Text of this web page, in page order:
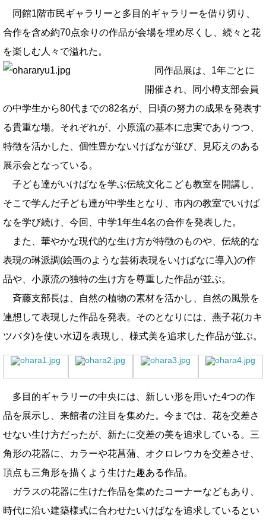
同館1階市民ギャラリーと多目的ギャラリーを借り切り、
合作を含め約70点余りの作品が会場を埋め尽くし、続々と花
を楽しむ人々で溢れた。
同作品展は、1年ごとに
開催され、同小樽支部会員
の中学生から80代までの82名が、日頃の努力の成果を発表す
る貴重な場。それぞれが、小原流の基本に忠実でありつつ、
特徴を活かした、個性豊かないけばなが並び、見応えのある
展示会となっている。
子ども達がいけばなを学ぶ伝統文化こども教室を開講し、
そこで学んだ子ども達が中学生となり、市内の教室でいけば
なを学び続け、今回、中学1年生4名の合作を発表した。
また、華やかな現代的な生け方が特徴のものや、伝統的な
表現の琳派調(絵画のような芸術表現をいけばなに導入)の作
品や、小原流の独特の生け方を尊重した作品が並ぶ。
斉藤支部長は、自然の植物の素材を活かし、自然の風景を
連想して表現した作品を発表。そのとなりには、燕子花(カキ
ツバタ)を使い水辺を表現し、様式美を追求した作品が並ぶ。
多目的ギャラリーの中央には、新しい形を用いた4つの作
品を展示し、来館者の注目を集めた。今までは、花を交差さ
せない生け方だったが、新たに交差の美を追求している。三
角形の花器に、カラーや花菖蒲、オクロレウカを交差させ、
頂点も三角形を描くよう生けた趣ある作品。
ガラスの花器に生けた作品を集めたコーナーなどもあり、
時代に沿い建築様式に合わせたいけばなを追求しているとい